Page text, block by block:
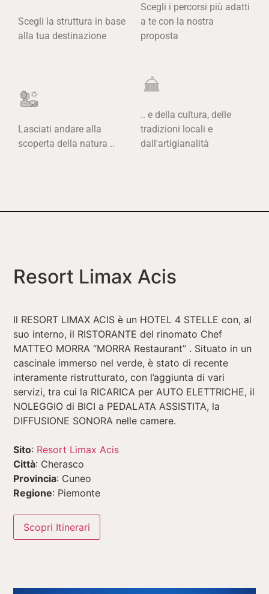
Scegli la struttura in base
alla tua destinazione
Scegli i percorsi più adatti
a te con la nostra
proposta
Lasciati andare alla
scoperta della natura ..
.. e della cultura, delle
tradizioni locali e
dall'artigianalità
Resort Limax Acis
Il RESORT LIMAX ACIS è un HOTEL 4 STELLE con, al
suo interno, il RISTORANTE del rinomato Chef
MATTEO MORRA “MORRA Restaurant” . Situato in un
cascinale immerso nel verde, è stato di recente
interamente ristrutturato, con l’aggiunta di vari
servizi, tra cui la RICARICA per AUTO ELETTRICHE, il
NOLEGGIO di BICI a PEDALATA ASSISTITA, la
DIFFUSIONE SONORA nelle camere.
Sito: Resort Limax Acis
Città: Cherasco
Provincia: Cuneo
Regione: Piemonte